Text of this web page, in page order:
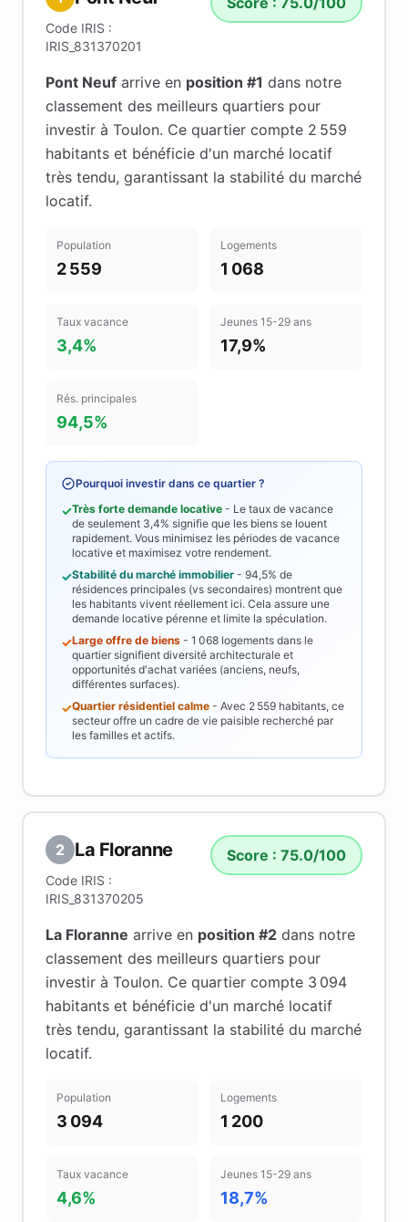
Code IRIS :
IRIS_831370201
Pont Neuf arrive en position #1 dans notre
classement des meilleurs quartiers pour
investir à Toulon. Ce quartier compte 2 559
habitants et bénéficie d'un marché locatif
très tendu, garantissant la stabilité du marché
locatif.
Population
2 559
Logements
1 068
Taux vacance
3,4%
Jeunes 15-29 ans
17,9%
Rés. principales
94,5%
Pourquoi investir dans ce quartier ?
✓Très forte demande locative - Le taux de vacance
de seulement 3,4% signifie que les biens se louent
rapidement. Vous minimisez les périodes de vacance
locative et maximisez votre rendement.
✓Stabilité du marché immobilier - 94,5% de
résidences principales (vs secondaires) montrent que
les habitants vivent réellement ici. Cela assure une
demande locative pérenne et limite la spéculation.
✓Large offre de biens - 1 068 logements dans le
quartier signifient diversité architecturale et
opportunités d'achat variées (anciens, neufs,
différentes surfaces).
✓Quartier résidentiel calme - Avec 2 559 habitants, ce
secteur offre un cadre de vie paisible recherché par
les familles et actifs.
2 La Floranne
Code IRIS :
IRIS_831370205
Score : 75.0/100
La Floranne arrive en position #2 dans notre
classement des meilleurs quartiers pour
investir à Toulon. Ce quartier compte 3 094
habitants et bénéficie d'un marché locatif
très tendu, garantissant la stabilité du marché
locatif.
Population
3 094
Logements
1 200
Taux vacance
4,6%
Jeunes 15-29 ans
18,7%